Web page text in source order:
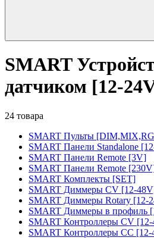
SMART
датчиком [12-
24 товара
SMART Пульты
SMART Панели Standalone
SMART Панели Remote [3V]
SMART Панели Remote
SMART Комплекты [SET]
SMART Диммеры CV [12-
SMART Диммеры Rotary [12-
SMART Диммеры в профиль
SMART Контроллеры CV
SMART Контроллеры CC